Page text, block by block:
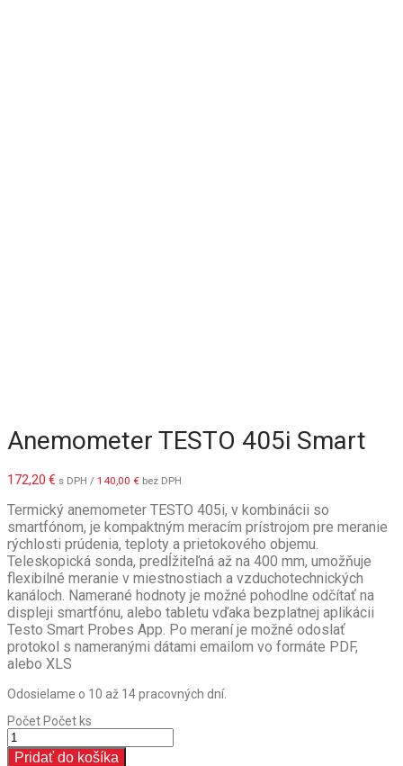
Anemometer TESTO 405i Smart
172,20 € s DPH / 140,00 € bez DPH
Termický anemometer TESTO 405i, v kombinácii so
smartfónom, je kompaktným meracím prístrojom pre meranie
rýchlosti prúdenia, teploty a prietokového objemu.
Teleskopická sonda, predĺžiteľná až na 400 mm, umožňuje
flexibilné meranie v miestnostiach a vzduchotechnických
kanáloch. Namerané hodnoty je možné pohodlne odčítať na
displeji smartfónu, alebo tabletu vďaka bezplatnej aplikácii
Testo Smart Probes App. Po meraní je možné odoslať
protokol s nameranými dátami emailom vo formáte PDF,
alebo XLS
Odosielame o 10 až 14 pracovných dní.
PočetPočet ks
Pridať do košíka